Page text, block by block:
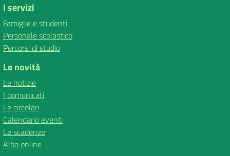
I servizi
Famiglie e studenti
Personale scolastico
Percorsi di studio
Le novità
Le notizie
I comunicati
Le circolari
Calendario eventi
Le scadenze
Albo online